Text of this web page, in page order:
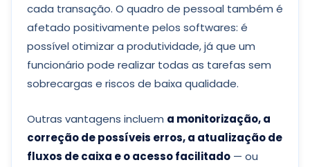
cada transação. O quadro de pessoal também é
afetado positivamente pelos softwares: é
possível otimizar a produtividade, já que um
funcionário pode realizar todas as tarefas sem
sobrecargas e riscos de baixa qualidade.
Outras vantagens incluem a monitorização, a
correção de possíveis erros, a atualização de
fluxos de caixa e o acesso facilitado — ou